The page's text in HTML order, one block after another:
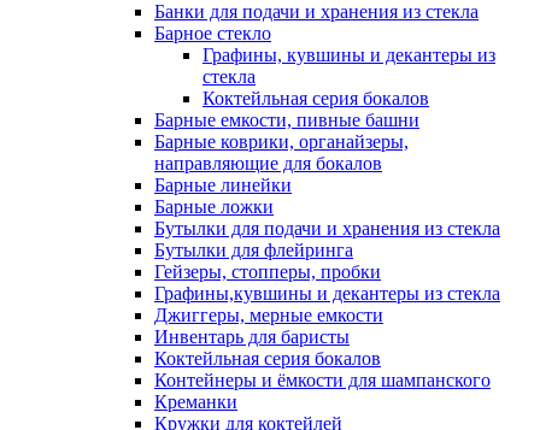
Банки для подачи и хранения из стекла
Барное стекло
Графины, кувшины и декантеры из
стекла
Коктейльная серия бокалов
Барные емкости, пивные башни
Барные коврики, органайзеры,
направляющие для бокалов
Барные линейки
Барные ложки
Бутылки для подачи и хранения из стекла
Бутылки для флейринга
Гейзеры, стопперы, пробки
Графины,кувшины и декантеры из стекла
Джиггеры, мерные емкости
Инвентарь для баристы
Коктейльная серия бокалов
Контейнеры и ёмкости для шампанского
Креманки
Кружки для коктейлей